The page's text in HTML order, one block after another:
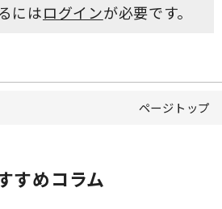
にはログインが必要です。
ページトップ
すめコラム